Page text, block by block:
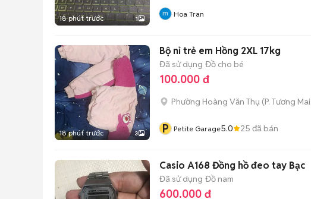
18 phút trước 1 Hoa Tran
18 phút trước 3
Bộ nỉ trẻ em Hồng 2XL 17kg
Đã sử dụng Đồ cho bé
100.000 đ
Phường Hoàng Văn Thụ (P. Tương Mai
P Petite Garage5.0 25 đã bán
Casio A168 Đồng hồ đeo tay Bạc
Đã sử dụng Đồ nam
600.000 đ